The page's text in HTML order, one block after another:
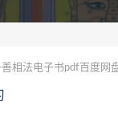
相法电子书pdf百度网